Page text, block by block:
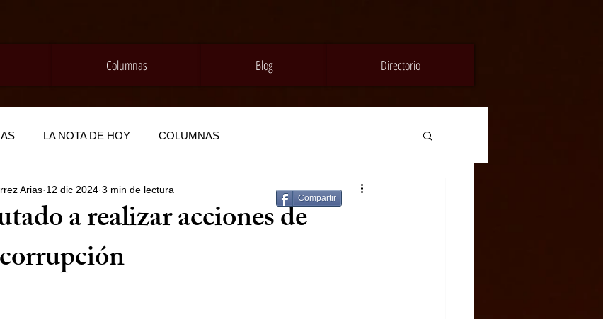
Columnas Blog Directorio
LA NOTA DE HOY COLUMNAS
a realizar acciones de
Arias 12 dic 2024 3 min de lectura
Compartir